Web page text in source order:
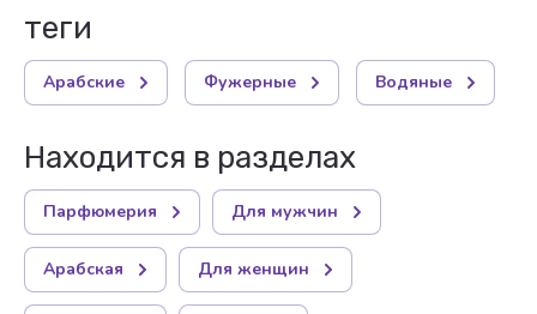
теги
Арабские Фужерные Водяные
Находится в разделах
Парфюмерия Для мужчин
Арабская Для женщин